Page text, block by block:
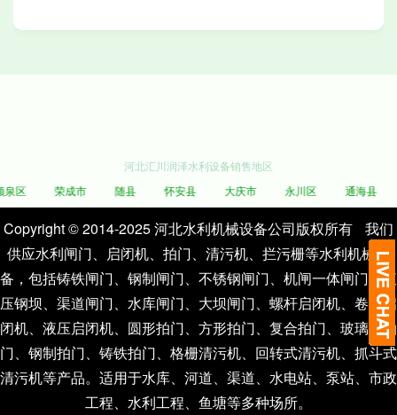
河北汇川润泽水利设备销售地区
荣成市 随县 怀安县 大庆市 永川区 通海县
Copyright © 2014-2025 河北水利机械设备公司版权所有
我们
供应水利闸门、启闭机、拍门、清污机、拦污栅等水利机械设
备，包括铸铁闸门、钢制闸门、不锈钢闸门、机闸一体闸门、液
压钢坝、渠道闸门、水库闸门、大坝闸门、螺杆启闭机、卷扬启
闭机、液压启闭机、圆形拍门、方形拍门、复合拍门、玻璃钢拍
门、钢制拍门、铸铁拍门、格栅清污机、回转式清污机、抓斗式
清污机等产品。适用于水库、河道、渠道、水电站、泵站、市政
工程、水利工程、鱼塘等多种场所。